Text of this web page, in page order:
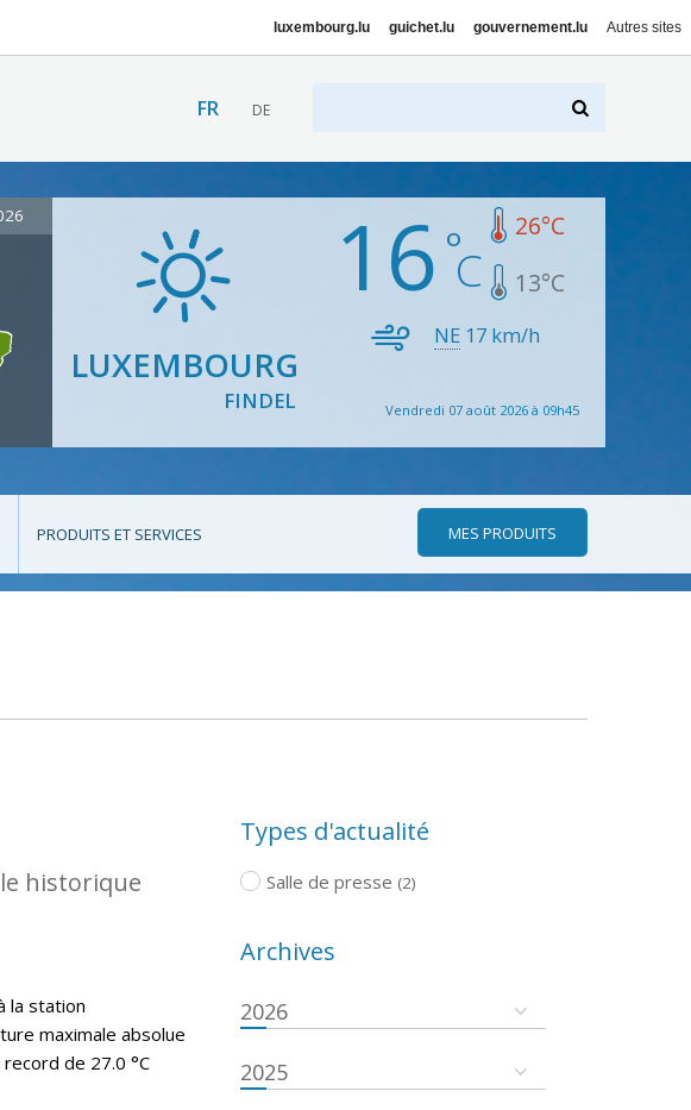
luxembourg.lu guichet.lu gouvernement.lu Autres sites
FR DE
LUXEMBOURG
FINDEL
16 26°C
13°C
NE 17 km/h
Vendredi 07 août 2026 à 09h45
PRODUITS ET SERVICES MES PRODUITS
historique
la station
maximale absolue
de 27.0 °C
Types d'actualité
Salle de presse (2)
Archives
2026
2025